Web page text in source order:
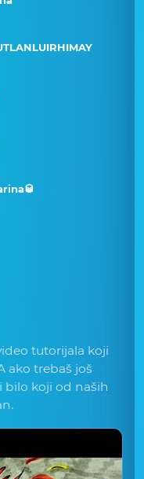
· kol 2018
tutorijala koji
ako trebaš još
bilo koji od naših